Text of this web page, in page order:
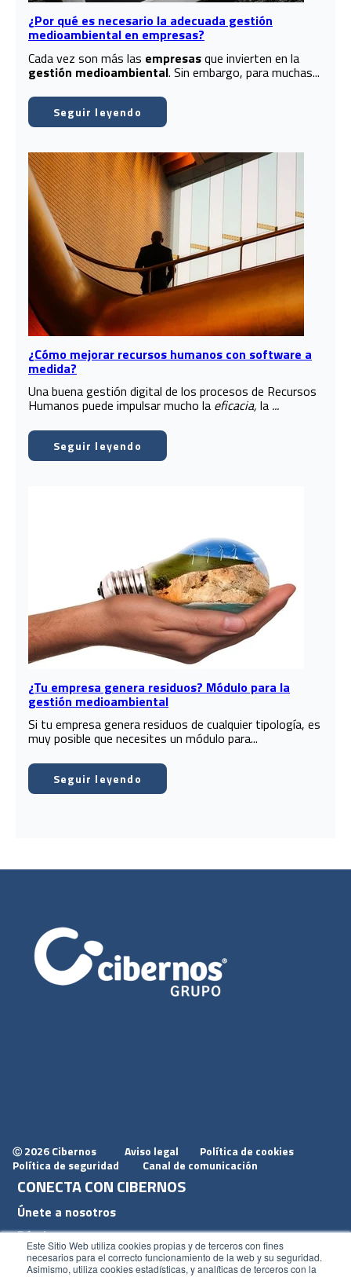
Este Sitio Web utiliza cookies propias y de terceros con fines
necesarios para el correcto funcionamiento de la web y su seguridad.
Asimismo, utiliza cookies estadísticas, y analíticas de terceros con la
¿Por qué es necesario la adecuada gestión
medioambiental en empresas?
Cada vez son más las empresasque invierten en la
gestión medioambiental. Sin embargo, para muchas...
Seguir leyendo
¿Cómo mejorar recursos humanos con software a
medida?
Una buena gestión digital de los procesos de Recursos
Humanos puede impulsar mucho la eficacia, la ...
Seguir leyendo
¿Tu empresa genera residuos? Módulo para la
gestión medioambiental
Si tu empresa genera residuos de cualquier tipología, es
muy posible que necesites un módulo para...
Seguir leyendo
Ⓒ 2026 Cibernos Aviso legal
Política de cookies
Política de seguridad
Canal de comunicación
CONECTA CON CIBERNOS
Únete a nosotros
Dónde estamos
Conoce nuestro blog